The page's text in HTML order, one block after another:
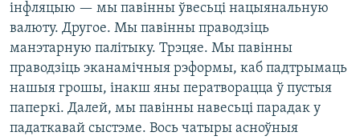
інфляцыю — мы павінны ўвесьці нацыянальную
валюту. Другое. Мы павінны праводзіць
манэтарную палітыку. Трэцяе. Мы павінны
праводзіць эканамічныя рэформы, каб падтрымаць
нашыя грошы, інакш яны ператворацца ў пустыя
паперкі. Далей, мы павінны навесьці парадак у
падаткавай сыстэме. Вось чатыры асноўныя